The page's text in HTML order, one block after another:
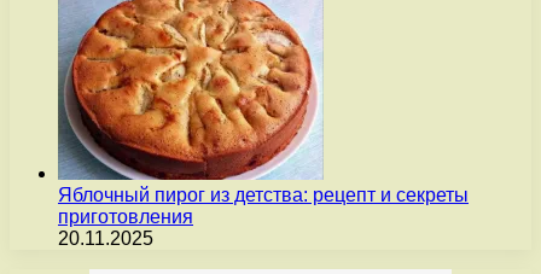
Яблочный пирог из детства: рецепт и секреты
приготовления
20.11.2025